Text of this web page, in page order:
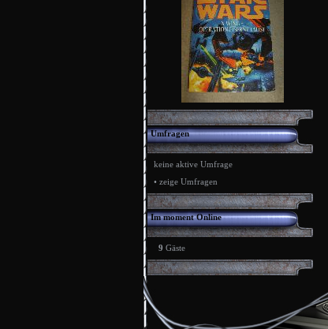
Umfragen
keine aktive Umfrage
• zeige Umfragen
Im moment Online
9 Gäste